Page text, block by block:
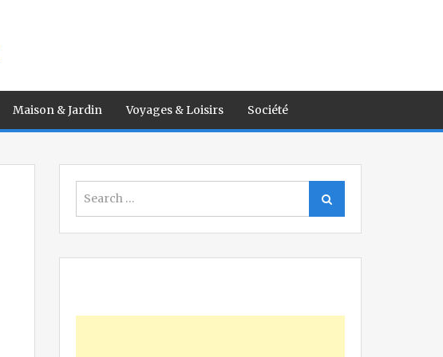
Maison & Jardin Voyages & Loisirs Société
for:
Search